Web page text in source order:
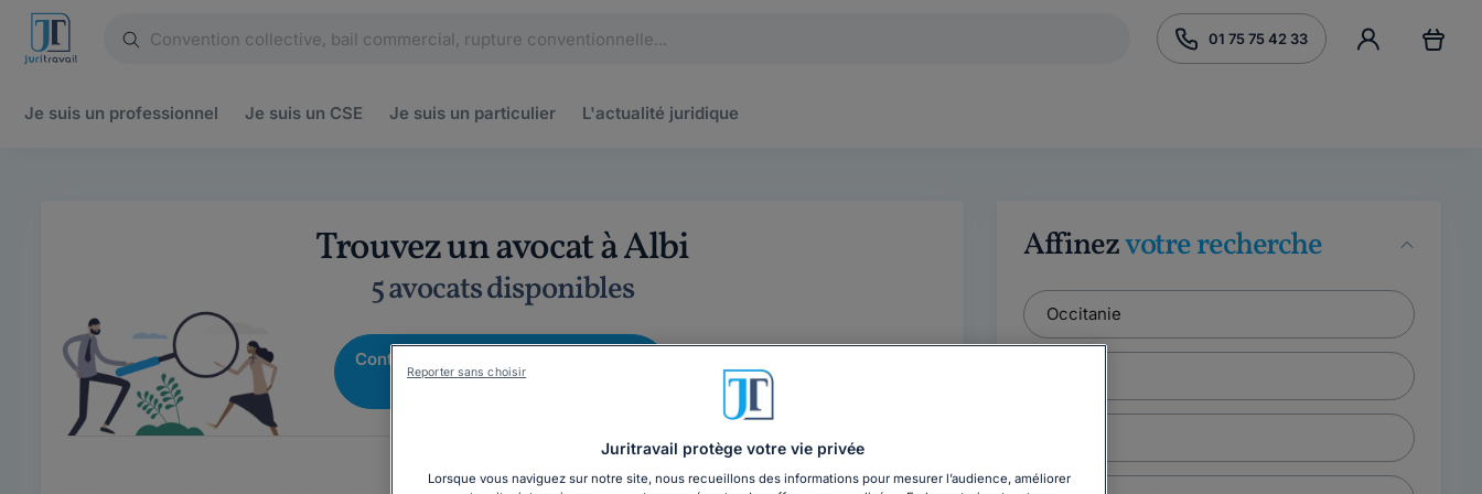
01 75 75 42 33
Je suis un professionnel Je suis un CSE Je suis un particulier L'actualité juridique
Trouvez un avocat à Albi
5 avocats disponibles
Contactez un avocat dès maintenant
01 75 75 42 33
Affinezvotre recherche
Juritravail protège votre vie privée
Lorsque vous naviguez sur notre site, nous recueillons des informations pour mesurer l’audience, améliorer
Reporter sans choisir